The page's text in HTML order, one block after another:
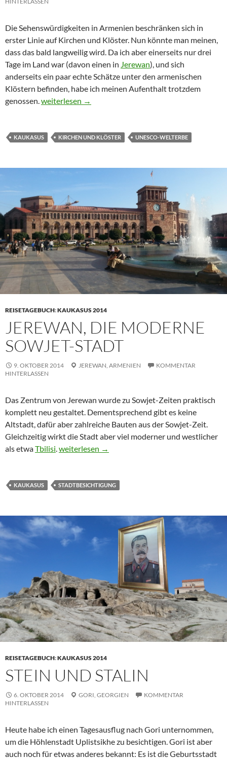
Die Sehenswürdigkeiten in Armenien beschränken sich in
erster Linie auf Kirchen und Klöster. Nun könnte man meinen,
dass das bald langweilig wird. Da ich aber einerseits nur drei
Tage im Land war (davon einen in Jerewan), und sich
anderseits ein paar echte Schätze unter den armenischen
Klöstern befinden, habe ich meinen Aufenthalt trotzdem
genossen.Kirchen-Überdosis in Armenien
weiterlesen →
KAUKASUS KIRCHEN UND KLÖSTER UNESCO-WELTERBE
REISETAGEBUCH:KAUKASUS 2014
JEREWAN, DIE MODERNE
SOWJET-STADT
9. OKTOBER 2014 JEREWAN, ARMENIEN
KOMMENTAR
HINTERLASSEN
Das Zentrum von Jerewan wurde zu Sowjet-Zeiten praktisch
komplett neu gestaltet. Dementsprechend gibt es keine
Altstadt, dafür aber zahlreiche Bauten aus der Sowjet-Zeit.
Gleichzeitig wirkt die Stadt aber viel moderner und westlicher
als etwaTbilisi.Jerewan, die moderne Sowjet-Stadt
weiterlesen →
KAUKASUS STADTBESICHTIGUNG
REISETAGEBUCH:KAUKASUS 2014
STEIN UND STALIN
6. OKTOBER 2014 GORI, GEORGIEN
KOMMENTAR
HINTERLASSEN
Heute habe ich einen Tagesausflug nach Gori unternommen,
um die Höhlenstadt Uplistsikhe zu besichtigen. Gori ist aber
auch noch für etwas anderes bekannt: Es ist die Geburtsstadt